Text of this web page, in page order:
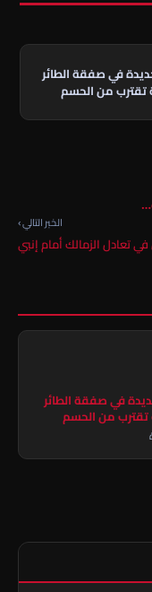
في صفقة الطائر
تقترب من الحسم
الخبر التالي ›
في صفقة الطائر
من الحسم